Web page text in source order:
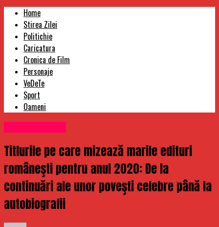
Home
Stirea Zilei
Politichie
Caricatura
Cronica de Film
Personaje
VeDeTe
Sport
Oameni
Titlurile pe care mizează marile edituri
româneşti pentru anul 2020: De la
continuări ale unor poveşti celebre până la
autobiografii